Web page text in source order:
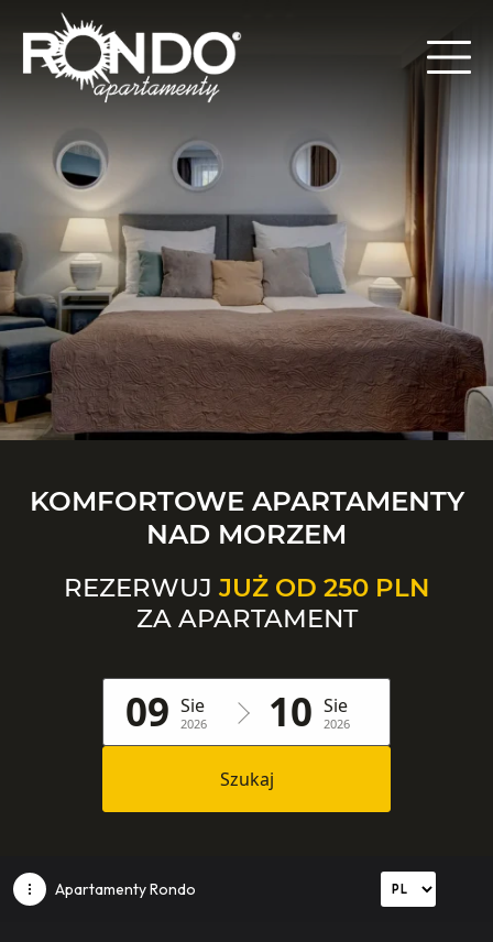
KOMFORTOWE APARTAMENTY
NAD MORZEM
REZERWUJ JUŻ OD 250 PLN
ZA APARTAMENT
09 Sie
2026 10 Sie
2026
Szukaj